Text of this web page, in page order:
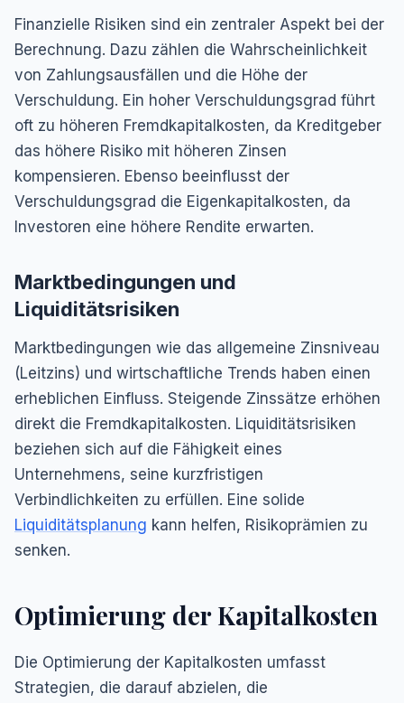
Finanzielle Risiken sind ein zentraler Aspekt bei der
Berechnung. Dazu zählen die Wahrscheinlichkeit
von Zahlungsausfällen und die Höhe der
Verschuldung. Ein hoher Verschuldungsgrad führt
oft zu höheren Fremdkapitalkosten, da Kreditgeber
das höhere Risiko mit höheren Zinsen
kompensieren. Ebenso beeinflusst der
Verschuldungsgrad die Eigenkapitalkosten, da
Investoren eine höhere Rendite erwarten.
Marktbedingungen und
Liquiditätsrisiken
Marktbedingungen wie das allgemeine Zinsniveau
(Leitzins) und wirtschaftliche Trends haben einen
erheblichen Einfluss. Steigende Zinssätze erhöhen
direkt die Fremdkapitalkosten. Liquiditätsrisiken
beziehen sich auf die Fähigkeit eines
Unternehmens, seine kurzfristigen
Verbindlichkeiten zu erfüllen. Eine solide
Liquiditätsplanung kann helfen, Risikoprämien zu
senken.
Optimierung der Kapitalkosten
Die Optimierung der Kapitalkosten umfasst
Strategien, die darauf abzielen, die